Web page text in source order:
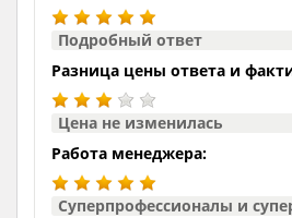
Подробный ответ
Разница цены ответа и
Цена не изменилась
Работа менеджера:
Суперпрофессионалы и